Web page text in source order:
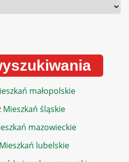
małopolskie
Mieszkań śląskie
mazowieckie
lubelskie